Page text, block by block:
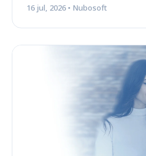
16 jul, 2026 • Nubosoft